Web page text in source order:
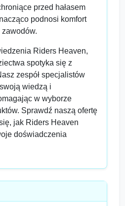
przed hałasem
podnosi komfort
Riders Heaven,
spotyka się z
zespół specjalistów
wiedzą i
w wyborze
Sprawdź naszą ofertę
jak Riders Heaven
doświadczenia